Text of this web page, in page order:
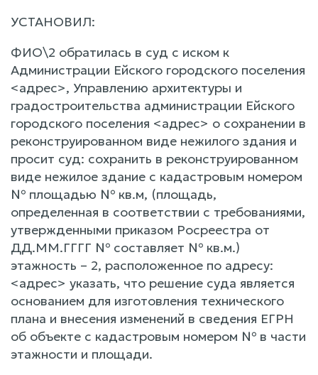
УСТАНОВИЛ:
ФИО\2 обратилась в суд с иском к
Администрации Ейского городского поселения
<адрес>, Управлению архитектуры и
градостроительства администрации Ейского
городского поселения <адрес> о сохранении в
реконструированном виде нежилого здания и
просит суд: сохранить в реконструированном
виде нежилое здание с кадастровым номером
№ площадью № кв.м, (площадь,
определенная в соответствии с требованиями,
утвержденными приказом Росреестра от
ДД.ММ.ГГГГ № составляет № кв.м.)
этажность – 2, расположенное по адресу:
<адрес> указать, что решение суда является
основанием для изготовления технического
плана и внесения изменений в сведения ЕГРН
об объекте с кадастровым номером № в части
этажности и площади.